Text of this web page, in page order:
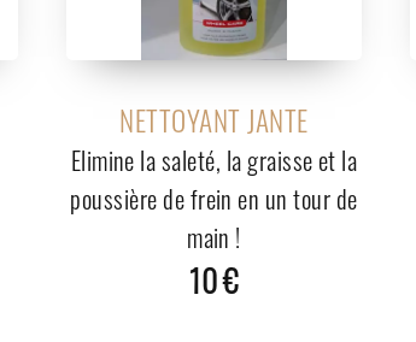
NETTOYANT JANTE
Elimine la saleté, la graisse et la
poussière de frein en un tour de
main !
10 €